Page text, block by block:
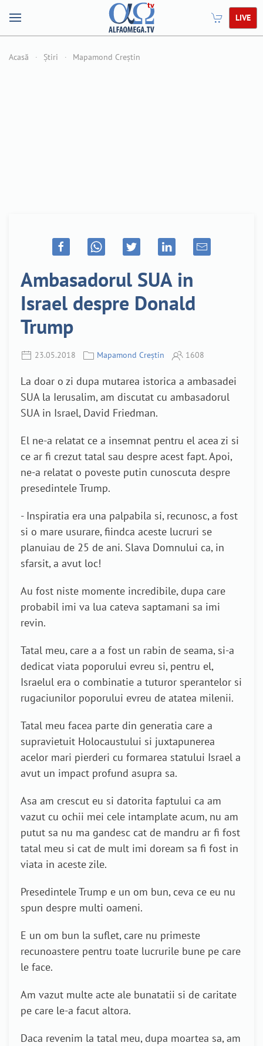
LIVE
Acasă Știri Mapamond Creștin
Ambasadorul SUA in
Israel despre Donald
Trump
23.05.2018 Mapamond Creștin 1608
La doar o zi dupa mutarea istorica a ambasadei
SUA la Ierusalim, am discutat cu ambasadorul
SUA in Israel, David Friedman.
El ne-a relatat ce a insemnat pentru el acea zi si
ce ar fi crezut tatal sau despre acest fapt. Apoi,
ne-a relatat o poveste putin cunoscuta despre
presedintele Trump.
- Inspiratia era una palpabila si, recunosc, a fost
si o mare usurare, fiindca aceste lucruri se
planuiau de 25 de ani. Slava Domnului ca, in
sfarsit, a avut loc!
Au fost niste momente incredibile, dupa care
probabil imi va lua cateva saptamani sa imi
revin.
Tatal meu, care a a fost un rabin de seama, si-a
dedicat viata poporului evreu si, pentru el,
Israelul era o combinatie a tuturor sperantelor si
rugaciunilor poporului evreu de atatea milenii.
Tatal meu facea parte din generatia care a
supravietuit Holocaustului si juxtapunerea
acelor mari pierderi cu formarea statului Israel a
avut un impact profund asupra sa.
Asa am crescut eu si datorita faptului ca am
vazut cu ochii mei cele intamplate acum, nu am
putut sa nu ma gandesc cat de mandru ar fi fost
tatal meu si cat de mult imi doream sa fi fost in
viata in aceste zile.
Presedintele Trump e un om bun, ceva ce eu nu
spun despre multi oameni.
E un om bun la suflet, care nu primeste
recunoastere pentru toate lucrurile bune pe care
le face.
Am vazut multe acte ale bunatatii si de caritate
pe care le-a facut altora.
Daca revenim la tatal meu, dupa moartea sa, am